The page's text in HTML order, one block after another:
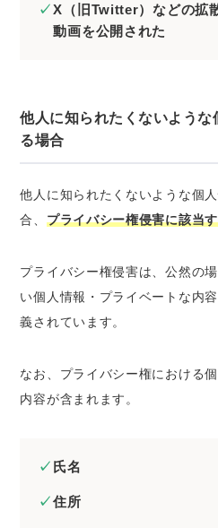
X（旧Twitter）などの拡
動画を公開された
他人に知られたくないよう
る場合
他人に知られたくないような個
合、 プライバシー権侵害に該当
プライバシー権侵害は、公然の
い個人情報・プライベートな内
義されています。
なお、プライバシー権における
内容が含まれます。
氏名
住所